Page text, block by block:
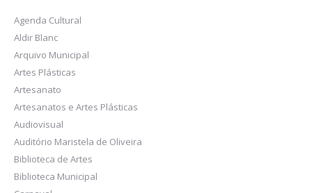
Agenda Cultural
Aldir Blanc
Arquivo Municipal
Artes Plásticas
Artesanato
Artesanatos e Artes Plásticas
Audiovisual
Auditório Maristela de Oliveira
Biblioteca de Artes
Biblioteca Municipal